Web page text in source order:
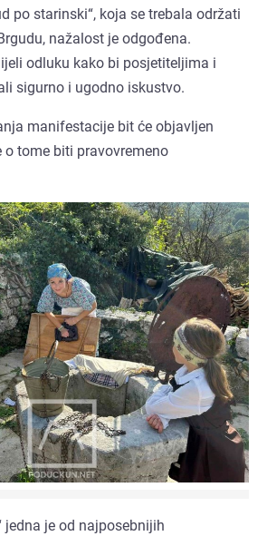
po starinski“, koja se trebala održati
nažalost je odgođena.
odluku kako bi posjetiteljima i
sigurno i ugodno iskustvo.
manifestacije bit će objavljen
o tome biti pravovremeno
jedna je od najposebnijih